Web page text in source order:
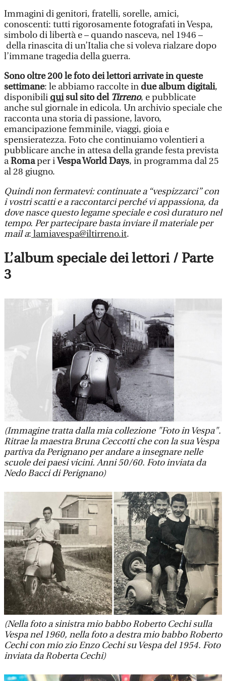
Immagini di genitori, fratelli, sorelle, amici,
conoscenti: tutti rigorosamente fotografati in Vespa,
simbolo di libertà e – quando nasceva, nel 1946 –
della rinascita di un’Italia che si voleva rialzare dopo
l’immane tragedia della guerra.
Sono oltre 200 le foto dei lettori arrivate in queste
settimane: le abbiamo raccolte in due album digitali,
disponibili quisul sito del Tirreno, e pubblicate
anche sul giornale in edicola. Un archivio speciale che
racconta una storia di passione, lavoro,
emancipazione femminile, viaggi, gioia e
spensieratezza. Foto che continuiamo volentieri a
pubblicare anche in attesa della grande festa prevista
aRomaper iVespa World Days, in programma dal 25
al 28 giugno.
Quindi non fermatevi: continuate a “vespizzarci” con
i vostri scatti e a raccontarci perché vi appassiona, da
dove nasce questo legame speciale e così duraturo nel
tempo. Per partecipare basta inviare il materiale per
mail a: lamiavespa@iltirreno.it.
L’album speciale dei lettori / Parte
3
(Immagine tratta dalla mia collezione "Foto in Vespa".
Ritrae la maestra Bruna Ceccotti che con la sua Vespa
partiva da Perignano per andare a insegnare nelle
scuole dei paesi vicini. Anni 50/60. Foto inviata da
Nedo Bacci di Perignano)
(Nella foto a sinistra mio babbo Roberto Cechi sulla
Vespa nel 1960, nella foto a destra mio babbo Roberto
Cechi con mio zio Enzo Cechi su Vespa del 1954. Foto
inviata da Roberta Cechi)